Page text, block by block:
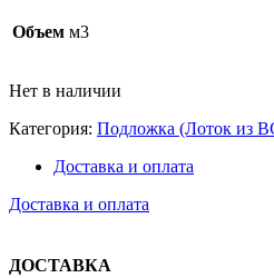
Объем м3
Нет в наличии
Категория: Подложка (Лоток из
Доставка и оплата
Доставка и оплата
ДОСТАВКА